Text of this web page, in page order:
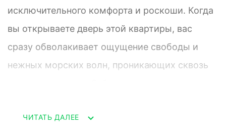
исключительного комфорта и роскоши. Когда
вы открываете дверь этой квартиры, вас
сразу обволакивает ощущение свободы и
нежных морских волн, проникающих сквозь
каждый день становится незабываемым
ЧИТАТЬ ДАЛЕЕ